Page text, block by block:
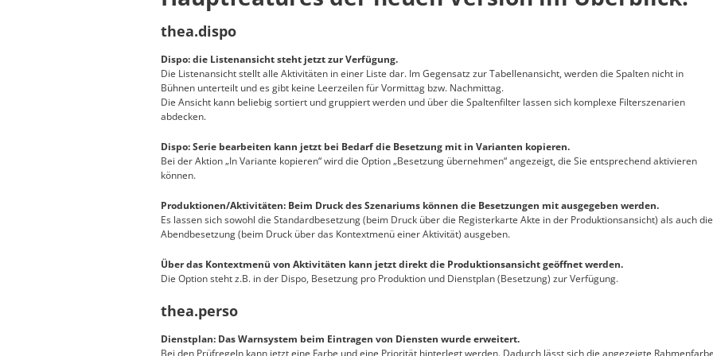
thea.dispo
Dispo: die Listenansicht steht jetzt zur Verfügung.
Die Listenansicht stellt alle Aktivitäten in einer Liste dar. Im Gegensatz zur Tabellenansicht, werden die Spalten nicht in
Bühnen unterteilt und es gibt keine Leerzeilen für Vormittag bzw. Nachmittag.
Die Ansicht kann beliebig sortiert und gruppiert werden und über die Spaltenfilter lassen sich komplexe Filterszenarien
abdecken.
Dispo: Serie bearbeiten kann jetzt bei Bedarf die Besetzung mit in Varianten kopieren.
Bei der Aktion „In Variante kopieren“ wird die Option „Besetzung übernehmen“ angezeigt, die Sie entsprechend aktivieren
können.
Produktionen/Aktivitäten: Beim Druck des Szenariums können die Besetzungen mit ausgegeben werden.
Es lassen sich sowohl die Standardbesetzung (beim Druck über die Registerkarte Akte in der Produktionsansicht) als auch die
Abendbesetzung (beim Druck über das Kontextmenü einer Aktivität) ausgeben.
Über das Kontextmenü von Aktivitäten kann jetzt direkt die Produktionsansicht geöffnet werden.
Die Option steht z.B. in der Dispo, Besetzung pro Produktion und Dienstplan (Besetzung) zur Verfügung.
thea.perso
Dienstplan: Das Warnsystem beim Eintragen von Diensten wurde erweitert.
Bei den Prüfregeln kann jetzt eine Farbe und eine Priorität hinterlegt werden. Dadurch lässt sich die angezeigte